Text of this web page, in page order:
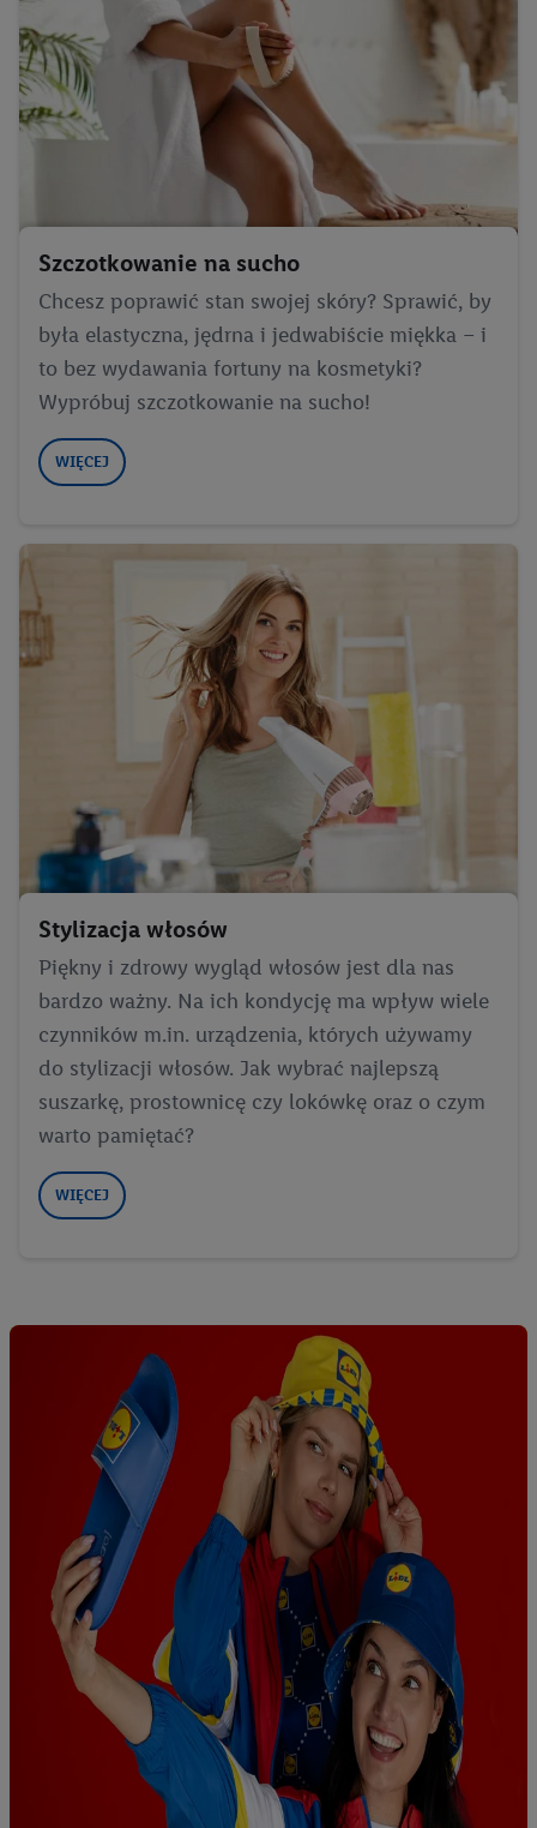
Szczotkowanie na sucho
Chcesz poprawić stan swojej skóry? Sprawić, by
była elastyczna, jędrna i jedwabiście miękka – i
to bez wydawania fortuny na kosmetyki?
Wypróbuj szczotkowanie na sucho!
WIĘCEJ
Stylizacja włosów
Piękny i zdrowy wygląd włosów jest dla nas
bardzo ważny. Na ich kondycję ma wpływ wiele
czynników m.in. urządzenia, których używamy
do stylizacji włosów. Jak wybrać najlepszą
suszarkę, prostownicę czy lokówkę oraz o czym
warto pamiętać?
WIĘCEJ